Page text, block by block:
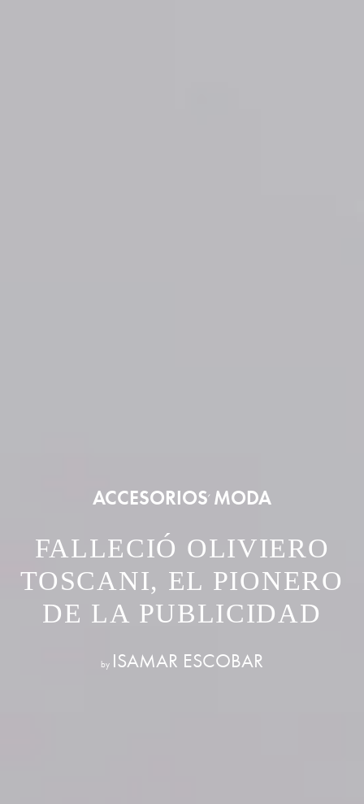
ACCESORIOS, MODA
FALLECIÓ OLIVIERO
TOSCANI, EL PIONERO
DE LA PUBLICIDAD
by ISAMAR ESCOBAR